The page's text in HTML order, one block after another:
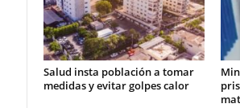
Salud insta población a tomar
medidas y evitar golpes calor